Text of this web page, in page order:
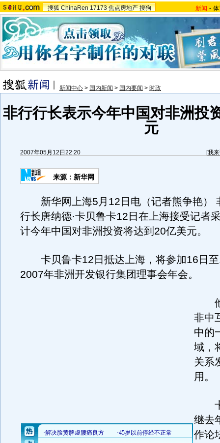
搜狐 ChinaRen 17173 焦点房地产 搜狗 新闻 -
新闻中心 > 国内新闻 > 国内要闻 > 时政
非行行长表示今年中国对非洲投
元
2007年05月12日22:20 [我
来源：新华网
新华网上海5月12日电（记者熊争艳）
行长唐纳德·卡贝鲁卡12日在上海接受记者
计今年中国对非洲投资将达到20亿美元。
卡贝鲁卡12日抵达上海，将参加16日至
2007年非洲开发银行集团理事会年会。
他
非中
中的
域，
关系
用。
卡
继去
作论